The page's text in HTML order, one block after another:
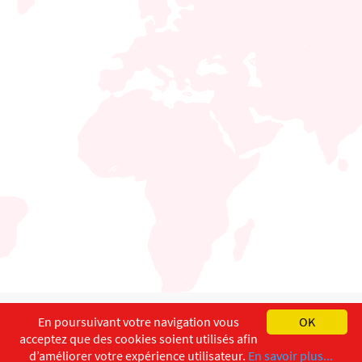
English Français
Copyright ©ISEC-AdW Impressum
OK
En poursuivant votre navigation vous
acceptez que des cookies soient utilisés afin
d’améliorer votre expérience utilisateur. En savoir plus...